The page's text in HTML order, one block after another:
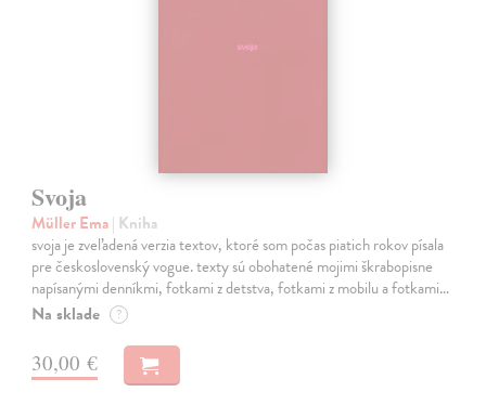
Svoja
Müller Ema| Kniha
svoja je zveľadená verzia textov, ktoré som počas piatich rokov písala
pre československý vogue. texty sú obohatené mojimi škrabopisne
napísanými denníkmi, fotkami z detstva, fotkami z mobilu a fotkami…
Na sklade ?
30,00 €